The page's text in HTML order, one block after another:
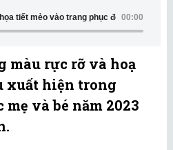
00:00
tiết mèo vào trang phục đón năm mới
màu rực rỡ và hoạ
xuất hiện trong
và bé năm 2023